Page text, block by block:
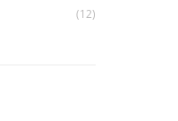
(12)